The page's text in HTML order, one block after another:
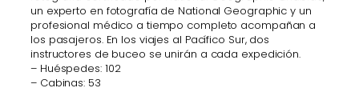
un experto en fotografía de National Geographic y un
profesional médico a tiempo completo acompañan a
los pasajeros. En los viajes al Pacífico Sur, dos
instructores de buceo se unirán a cada expedición.
– Huéspedes: 102
– Cabinas: 53